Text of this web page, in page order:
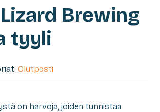
Brewing
tyyli
Olutposti
on harvoja, joiden tunnistaa